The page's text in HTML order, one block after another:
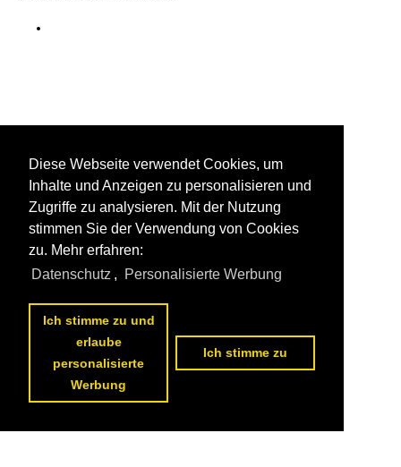
Diese Webseite verwendet Cookies, um
Inhalte und Anzeigen zu personalisieren und
Zugriffe zu analysieren. Mit der Nutzung
stimmen Sie der Verwendung von Cookies
zu. Mehr erfahren:
Datenschutz , Personalisierte Werbung
Ich stimme zu und
erlaube
personalisierte
Werbung
Ich stimme zu